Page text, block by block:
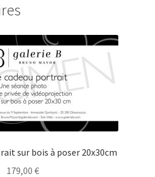
sur bois à poser 20x30cm
179,00 €